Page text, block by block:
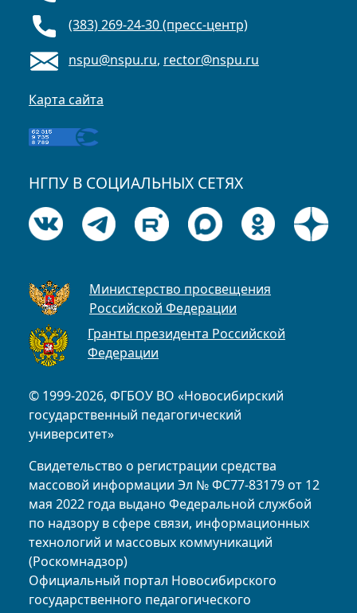
© 1999-2026, ФГБОУ ВО «Новосибирский
государственный педагогический
университет»
Свидетельство о регистрации средства
массовой информации Эл № ФС77-83179 от 12
мая 2022 года выдано Федеральной службой
по надзору в сфере связи, информационных
технологий и массовых коммуникаций
(Роскомнадзор)
Официальный портал Новосибирского
государственного педагогического
(383) 269-24-30 (пресс-центр)
nspu@nspu.ru, rector@nspu.ru
Карта сайта
НГПУ В СОЦИАЛЬНЫХ СЕТЯХ
Министерство просвещения
Российской Федерации
Гранты президента Российской
Федерации